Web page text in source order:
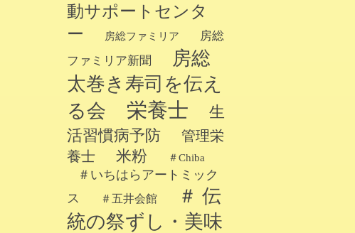
動サポートセンタ
ー
房総ファミリア
房総
ファミリア新聞
房総
太巻き寿司を伝え
る会
栄養士
生
活習慣病予防
管理栄
養士
米粉 ＃Chiba
＃いちはらアートミック
ス
＃五井会館
＃ 伝
統の祭ずし・美味